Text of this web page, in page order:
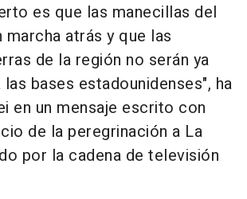
es que las manecillas del
marcha atrás y que las
de la región no serán ya
bases estadounidenses", ha
en un mensaje escrito con
de la peregrinación a La
por la cadena de televisión